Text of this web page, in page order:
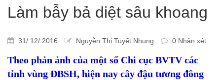
Làm bẫy bả diệt sâu khoang
31/ 12/ 2016 Nguyễn Thị Tuyết Nhung 0 Nhận xét
Theo phản ảnh của một số Chi cục BVTV các
tỉnh vùng ĐBSH, hiện nay cây đậu tương đông